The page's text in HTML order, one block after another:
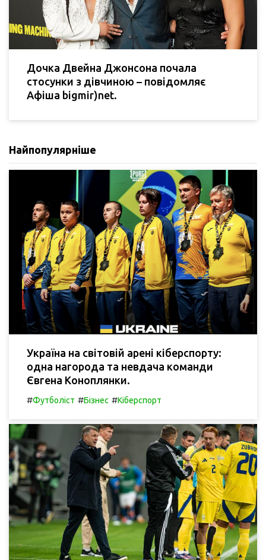
Дочка Двейна Джонсона почала
стосунки з дівчиною – повідомляє
Афіша bigmir)net.
Найпопулярніше
Україна на світовій арені кіберспорту:
одна нагорода та невдача команди
Євгена Коноплянки.
#Футболіст #Бізнес #Кіберспорт